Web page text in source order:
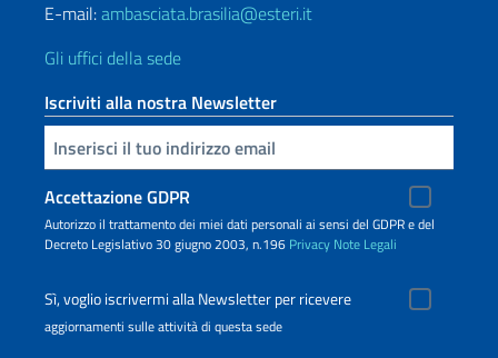
E-mail:ambasciata.brasilia@esteri.it
Gli uffici della sede
Iscriviti alla nostra Newsletter
Inserisci la tua email
Accettazione GDPR
Autorizzo il trattamento dei miei dati personali ai sensi del GDPR e del
Decreto Legislativo 30 giugno 2003, n.196 Privacy Note Legali
Sì, voglio iscrivermi alla Newsletter per ricevere
aggiornamenti sulle attività di questa sede